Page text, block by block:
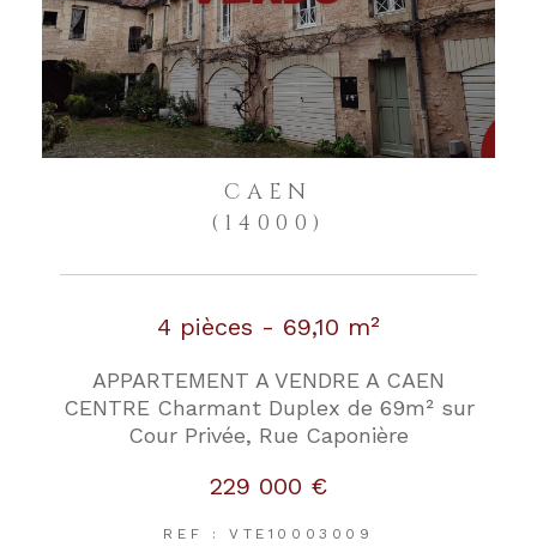
CAEN
(14000)
4 pièces - 69,10 m²
APPARTEMENT A VENDRE A CAEN
CENTRE Charmant Duplex de 69m² sur
Cour Privée, Rue Caponière
229 000 €
REF : VTE10003009